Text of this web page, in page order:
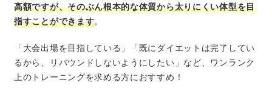
高額ですが、そのぶん根本的な体質から太りにくい体型を目
指すことができます。
「大会出場を目指している」「既にダイエットは完了してい
るから、リバウンドしないようにしたい」など、ワンランク
上のトレーニングを求める方におすすめ！